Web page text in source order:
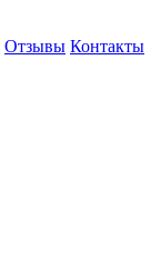
Отзывы Контакты